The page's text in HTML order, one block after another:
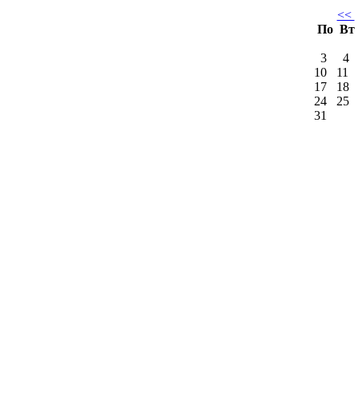
<<
По Вт
3
4
10
11
17
18
24
25
31